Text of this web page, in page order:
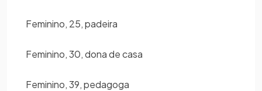
Feminino, 25, padeira
Feminino, 30, dona de casa
Feminino, 39, pedagoga